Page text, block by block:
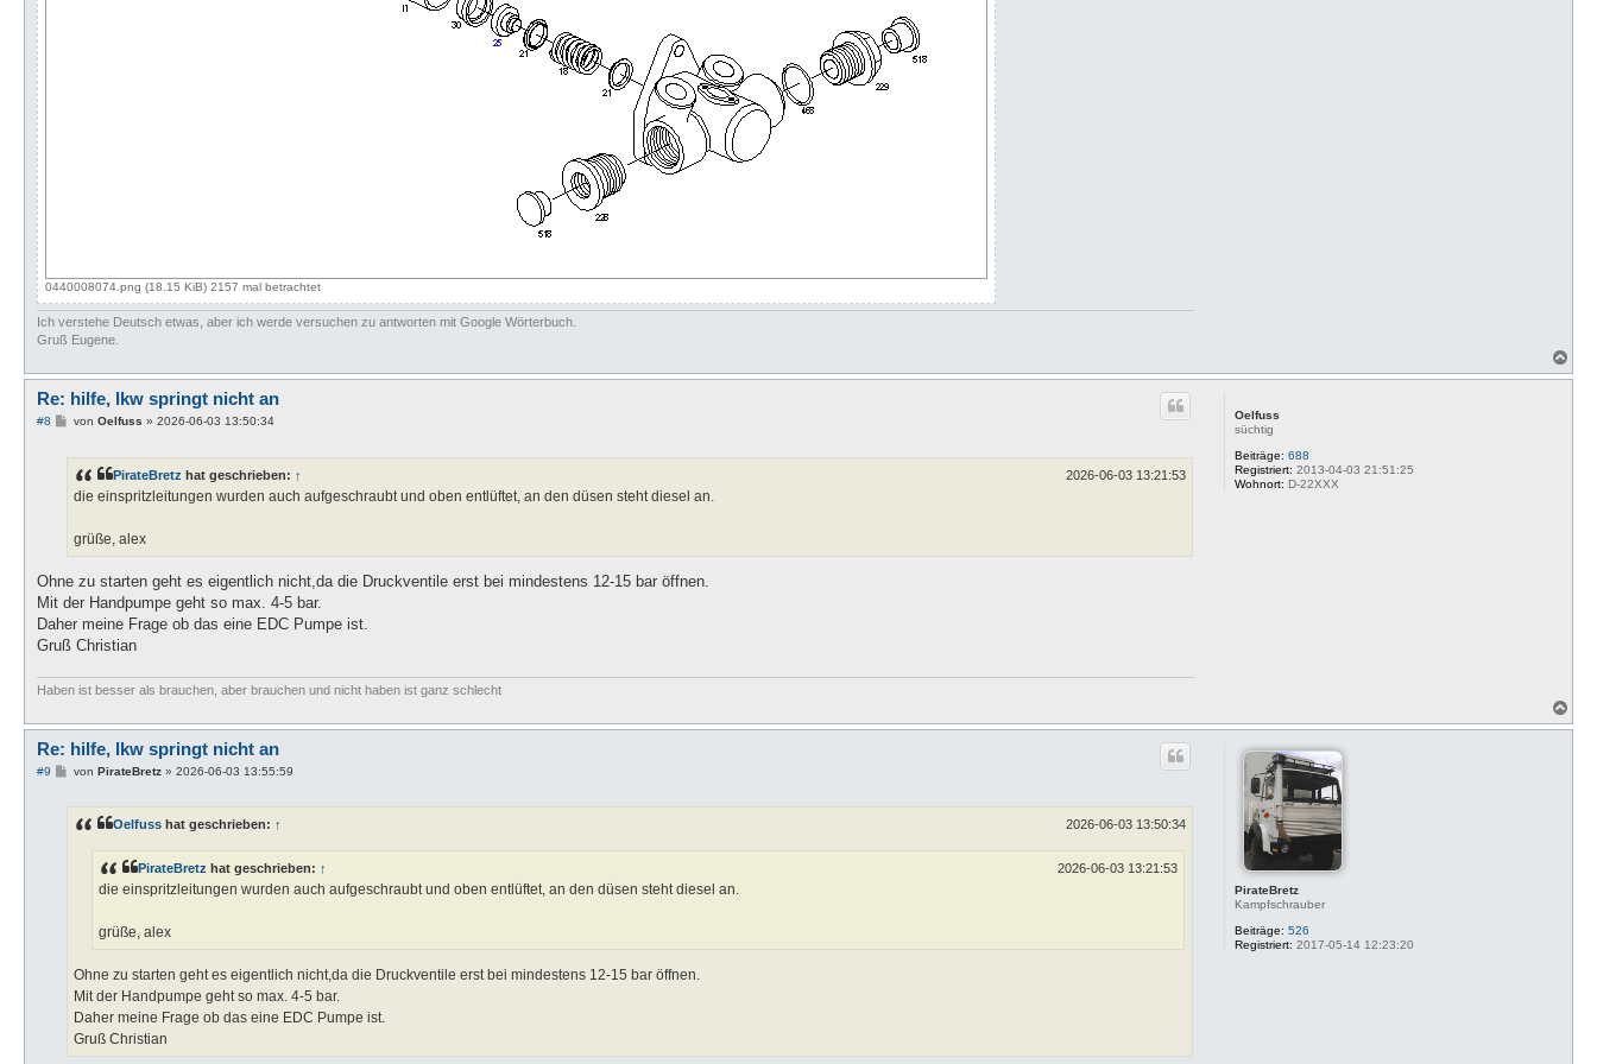
0440008074.png (18.15 KiB) 2157 mal betrachtet
Ich verstehe Deutsch etwas, aber ich werde versuchen zu antworten mit Google Wörterbuch.
Gruß Eugene.
a
Oelfuss
süchtig
Beiträge: 688
Registriert: 2013-04-03 21:51:25
Wohnort: D-22XXX
Re: hilfe, lkw springt nicht an
#8
B
a
g
von Oelfuss » 2026-06-03 13:50:34
PirateBretz hat geschrieben: ↑ 2026-06-03 13:21:53
die einspritzleitungen wurden auch aufgeschraubt und oben entlüftet, an den düsen steht diesel an.
grüße, alex
Ohne zu starten geht es eigentlich nicht,da die Druckventile erst bei mindestens 12-15 bar öffnen.
Mit der Handpumpe geht so max. 4-5 bar.
Daher meine Frage ob das eine EDC Pumpe ist.
Gruß Christian
Haben ist besser als brauchen, aber brauchen und nicht haben ist ganz schlecht
a
PirateBretz
Kampfschrauber
Beiträge: 526
Registriert: 2017-05-14 12:23:20
Re: hilfe, lkw springt nicht an
#9
Bvon PirateBretz» 2026-06-03 13:55:59
Oelfuss hat geschrieben: ↑ 2026-06-03 13:50:34
PirateBretz hat geschrieben: ↑ 2026-06-03 13:21:53
die einspritzleitungen wurden auch aufgeschraubt und oben entlüftet, an den düsen steht diesel an.
grüße, alex
Ohne zu starten geht es eigentlich nicht,da die Druckventile erst bei mindestens 12-15 bar öffnen.
Mit der Handpumpe geht so max. 4-5 bar.
Daher meine Frage ob das eine EDC Pumpe ist.
Gruß Christian